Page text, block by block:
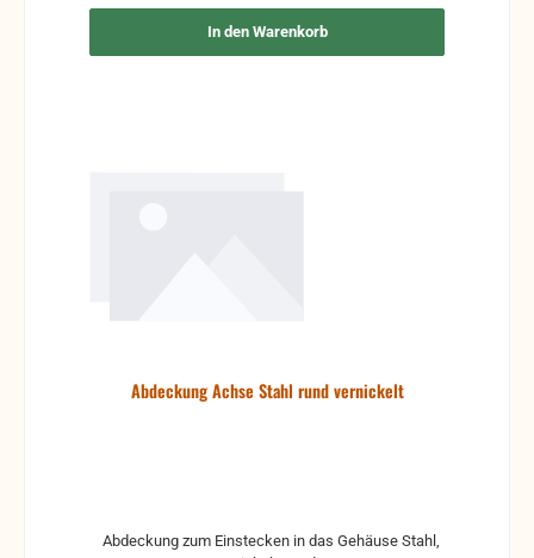
In den Warenkorb
Abdeckung Achse Stahl rund vernickelt